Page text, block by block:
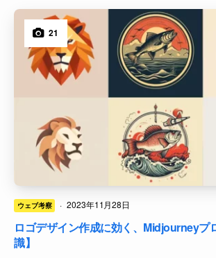
21
ウェブ考察 · 2023年11月28日
ロゴデザイン作成に効く、Midjourneyプ
識】